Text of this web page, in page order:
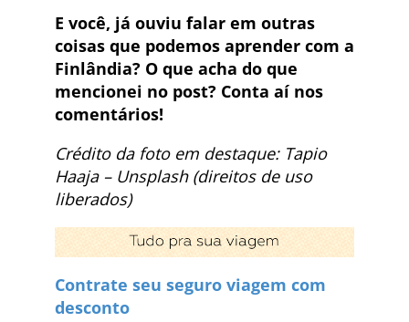
E você, já ouviu falar em outras
coisas que podemos aprender com a
Finlândia? O que acha do que
mencionei no post? Conta aí nos
comentários!
Crédito da foto em destaque: Tapio
Haaja – Unsplash (direitos de uso
liberados)
Contrate seu seguro viagem com
desconto